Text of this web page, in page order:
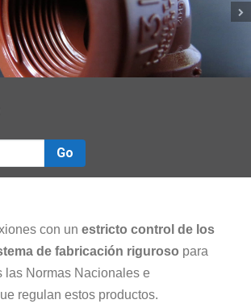
Go
con un estricto control de los
de fabricación riguroso para
las Normas Nacionales e
regulan estos productos.